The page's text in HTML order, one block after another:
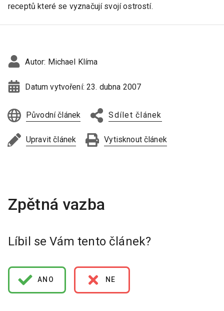
receptů které se vyznačují svojí ostrostí.
Autor: Michael Klíma
Datum vytvoření:23. dubna 2007
Původní článek Sdílet článek
Upravit článek Vytisknout článek
Líbil se Vám tento článek?
ANO NE